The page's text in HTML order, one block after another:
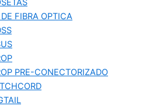
FIBRA OPTICA
PRE-CONECTORIZADO